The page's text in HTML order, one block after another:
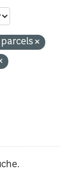
parcels